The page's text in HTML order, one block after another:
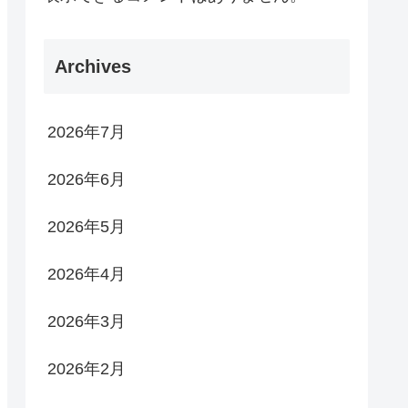
Archives
2026年7月
2026年6月
2026年5月
2026年4月
2026年3月
2026年2月